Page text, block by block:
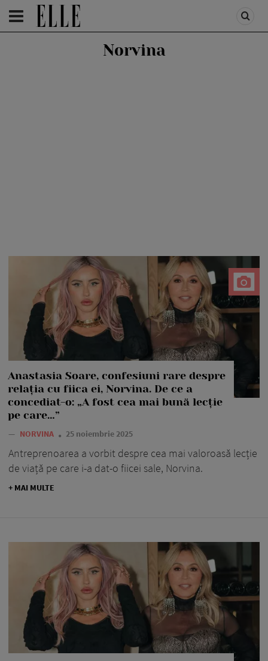
HOMEPAGE /PEOPLE
Norvina
Anastasia Soare, confesiuni rare despre
relația cu fiica ei, Norvina. De ce a
concediat-o: „A fost cea mai bună lecție
pe care…”
— NORVINA 25 noiembrie 2025
Antreprenoarea a vorbit despre cea mai valoroasă lecție
de viață pe care i-a dat-o fiicei sale, Norvina.
+ MAI MULTE